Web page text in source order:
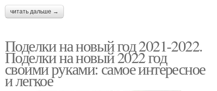
читать дальше →
Поделки на новый год 2021-2022.
Поделки на новый 2022 год
своими руками: самое интересное
и легкое